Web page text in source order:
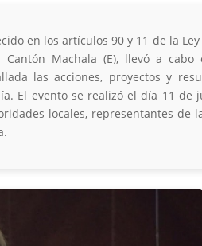
en los artículos 90 y 11 de la
Machala (E), llevó a
las acciones, proyectos y
El evento se realizó el día 11 de
locales, representantes de